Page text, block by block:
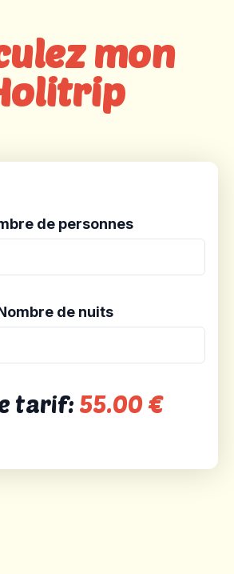
mon
de personnes
de nuits
tarif: 55.00 €